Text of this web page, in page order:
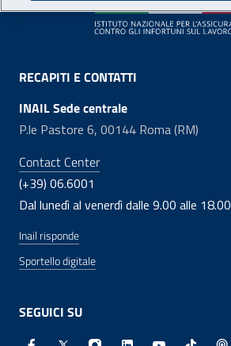
RECAPITI E CONTATTI
INAIL Sede centrale
P.le Pastore 6, 00144 Roma (RM)
Contact Center
(+39) 06.6001
Dal lunedì al venerdì dalle 9.00 alle 18.00
Inail risponde
Sportello digitale
SEGUICI SU